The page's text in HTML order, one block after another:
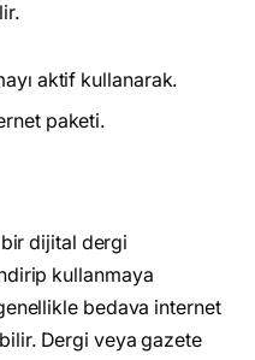
aktif kullanarak.
paketi.
dijital dergi
kullanmaya
bedava internet
Dergi veya gazete